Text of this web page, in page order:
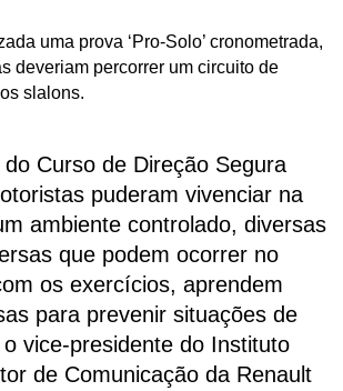
uma prova ‘Pro-Solo’ cronometrada,
deveriam percorrer um circuito de
slalons.
do Curso de Direção Segura
puderam vivenciar na
ambiente controlado, diversas
que podem ocorrer no
os exercícios, aprendem
para prevenir situações de
o vice-presidente do Instituto
de Comunicação da Renault